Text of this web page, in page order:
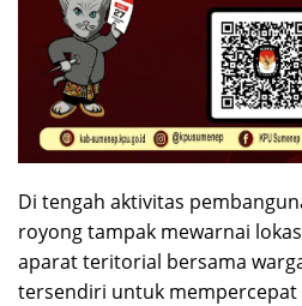
Di tengah aktivitas
royong tampak mewarnai
aparat teritorial bersama
tersendiri untuk mempercepat